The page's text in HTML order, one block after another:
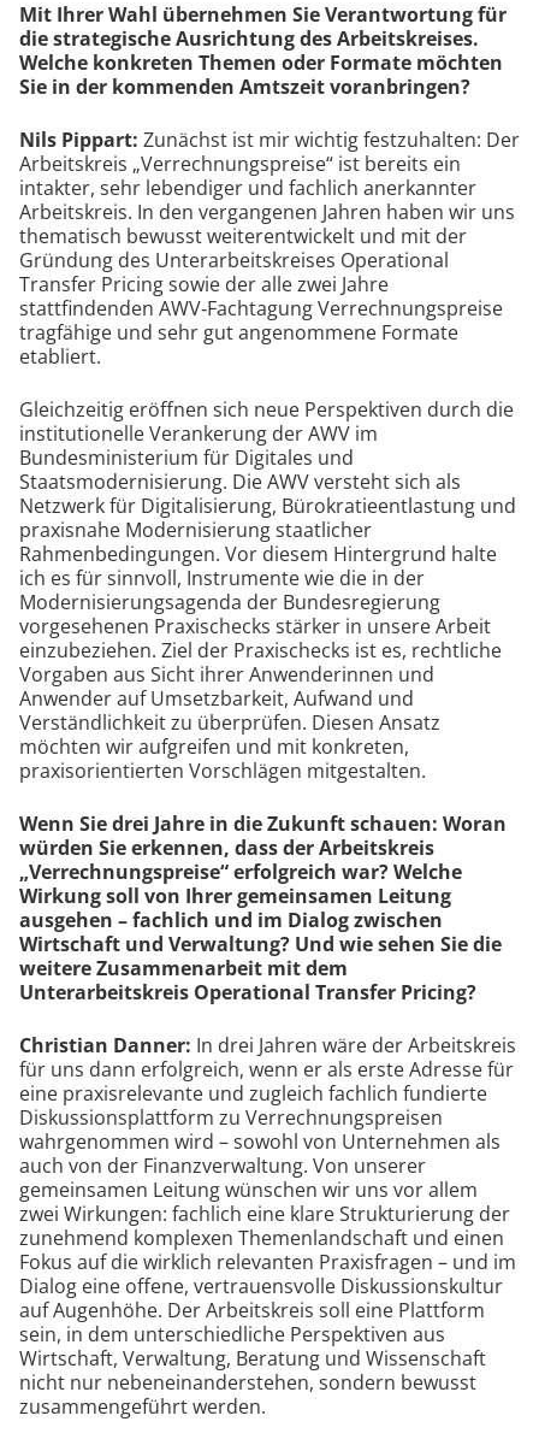
Mit Ihrer Wahl übernehmen Sie Verantwortung für
die strategische Ausrichtung des Arbeitskreises.
Welche konkreten Themen oder Formate möchten
Sie in der kommenden Amtszeit voranbringen?
Nils Pippart: Zunächst ist mir wichtig festzuhalten: Der
Arbeitskreis „Verrechnungspreise“ ist bereits ein
intakter, sehr lebendiger und fachlich anerkannter
Arbeitskreis. In den vergangenen Jahren haben wir uns
thematisch bewusst weiterentwickelt und mit der
Gründung des Unterarbeitskreises Operational
Transfer Pricing sowie der alle zwei Jahre
stattfindenden AWV‑Fachtagung Verrechnungspreise
tragfähige und sehr gut angenommene Formate
etabliert.
Gleichzeitig eröffnen sich neue Perspektiven durch die
institutionelle Verankerung der AWV im
Bundesministerium für Digitales und
Staatsmodernisierung. Die AWV versteht sich als
Netzwerk für Digitalisierung, Bürokratieentlastung und
praxisnahe Modernisierung staatlicher
Rahmenbedingungen. Vor diesem Hintergrund halte
ich es für sinnvoll, Instrumente wie die in der
Modernisierungsagenda der Bundesregierung
vorgesehenen Praxischecks stärker in unsere Arbeit
einzubeziehen. Ziel der Praxischecks ist es, rechtliche
Vorgaben aus Sicht ihrer Anwenderinnen und
Anwender auf Umsetzbarkeit, Aufwand und
Verständlichkeit zu überprüfen. Diesen Ansatz
möchten wir aufgreifen und mit konkreten,
praxisorientierten Vorschlägen mitgestalten.
Wenn Sie drei Jahre in die Zukunft schauen: Woran
würden Sie erkennen, dass der Arbeitskreis
„Verrechnungspreise“ erfolgreich war? Welche
Wirkung soll von Ihrer gemeinsamen Leitung
ausgehen – fachlich und im Dialog zwischen
Wirtschaft und Verwaltung? Und wie sehen Sie die
weitere Zusammenarbeit mit dem
Unterarbeitskreis Operational Transfer Pricing?
Christian Danner: In drei Jahren wäre der Arbeitskreis
für uns dann erfolgreich, wenn er als erste Adres­se für
eine praxisrelevante und zugleich fachlich fundierte
Diskussionsplattform zu Verrechnungspreisen
wahrgenommen wird – sowohl von Unternehmen als
auch von der Finanzverwaltung. Von unserer
gemeinsamen Leitung wünschen wir uns vor allem
zwei Wirkungen: fachlich eine klare Strukturierung der
zunehmend komplexen Themenlandschaft und einen
Fokus auf die wirklich relevanten Praxisfragen – und im
Dialog eine offene, vertrauensvolle Diskussionskultur
auf Augenhöhe. Der Arbeitskreis soll eine Plattform
sein, in dem unterschiedliche Perspektiven aus
Wirtschaft, Verwaltung, Beratung und Wissenschaft
nicht nur nebeneinanderstehen, sondern bewusst
zusammengeführt werden.